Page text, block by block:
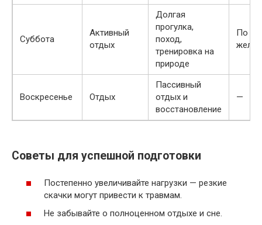
Суббота
Активный
отдых
Долгая
прогулка,
поход,
тренировка на
природе
По
Воскресенье Отдых
Пассивный
отдых и
восстановление
—
Советы для успешной подготовки
Постепенно увеличивайте нагрузки — резкие
скачки могут привести к травмам.
Не забывайте о полноценном отдыхе и сне.